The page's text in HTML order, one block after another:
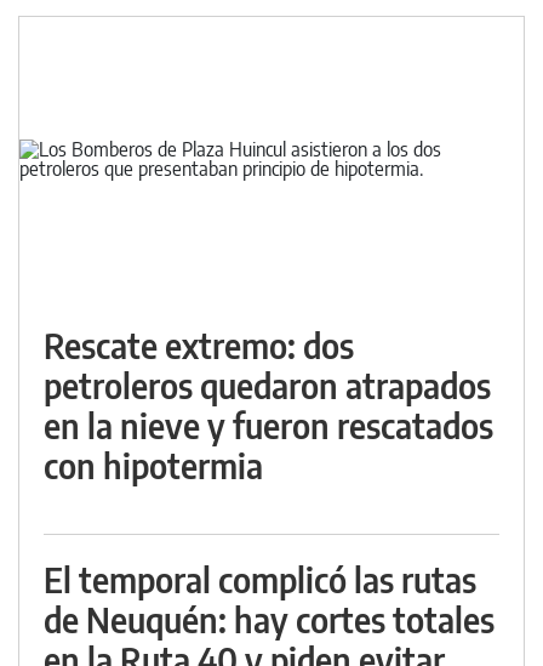
Rescate extremo: dos
petroleros quedaron atrapados
en la nieve y fueron rescatados
con hipotermia
El temporal complicó las rutas
de Neuquén: hay cortes totales